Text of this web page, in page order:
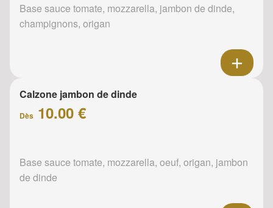
Base sauce tomate, mozzarella, jambon de dinde,
champignons, origan
Calzone jambon de dinde
Dès 10.00 €
Base sauce tomate, mozzarella, oeuf, origan, jambon
de dinde